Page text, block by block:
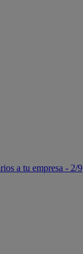
a tu empresa - 2/9